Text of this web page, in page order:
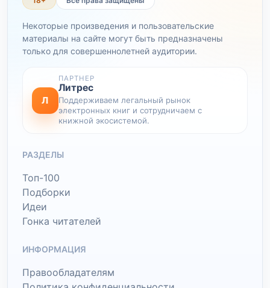
Некоторые произведения и пользовательские
материалы на сайте могут быть предназначены
только для совершеннолетней аудитории.
Л
ПАРТНЕР
Литрес
Поддерживаем легальный рынок
электронных книг и сотрудничаем с
книжной экосистемой.
РАЗДЕЛЫ
Топ-100
Подборки
Идеи
Гонка читателей
ИНФОРМАЦИЯ
Правообладателям